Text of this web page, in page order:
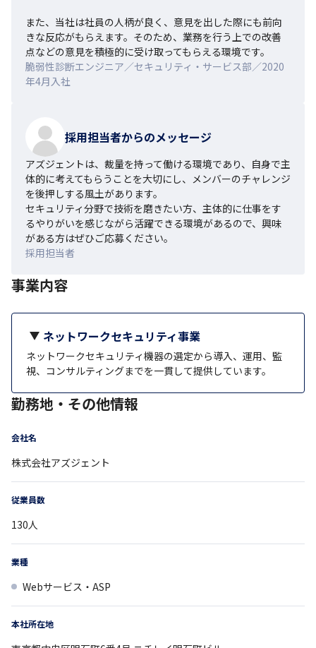
また、当社は社員の人柄が良く、意見を出した際にも前向
きな反応がもらえます。そのため、業務を行う上での改善
点などの意見を積極的に受け取ってもらえる環境です。
脆弱性診断エンジニア／セキュリティ・サービス部／2020
年4月入社
採用担当者からのメッセージ
アズジェントは、裁量を持って働ける環境であり、自身で主
体的に考えてもらうことを大切にし、メンバーのチャレンジ
を後押しする風土があります。
セキュリティ分野で技術を磨きたい方、主体的に仕事をす
るやりがいを感じながら活躍できる環境があるので、興味
がある方はぜひご応募ください。
採用担当者
事業内容
ネットワークセキュリティ事業
ネットワークセキュリティ機器の選定から導入、運用、監
視、コンサルティングまでを一貫して提供しています。
勤務地・その他情報
会社名
株式会社アズジェント
従業員数
130人
業種
Webサービス・ASP
本社所在地